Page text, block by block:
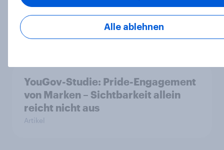
Kick-Off 2026: Die Schweiz im WM-
Fieber?​
YouGov-Studie: Pride-Engagement
von Marken – Sichtbarkeit allein
reicht nicht aus
Artikel
Alle ablehnen